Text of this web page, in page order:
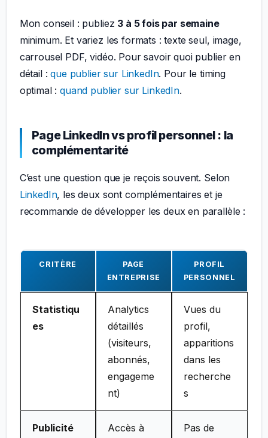
Mon conseil : publiez 3 à 5 fois par semaine
minimum. Et variez les formats : texte seul, image,
carrousel PDF, vidéo. Pour savoir quoi publier en
détail :que publier sur LinkedIn. Pour le timing
optimal :quand publier sur LinkedIn.
Page LinkedIn vs profil personnel : la
complémentarité
C’est une question que je reçois souvent. Selon
LinkedIn, les deux sont complémentaires et je
recommande de développer les deux en parallèle :
CRITÈRE
PAGE
ENTREPRISE
PROFIL
PERSONNEL
Statistiqu
es
Analytics
détaillés
(visiteurs,
abonnés,
engageme
nt)
Vues du
profil,
apparitions
dans les
recherche
s
Publicité
Accès à
Pas de